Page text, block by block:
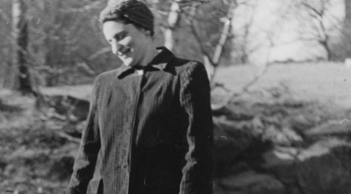
LERNEN
PROJEKT